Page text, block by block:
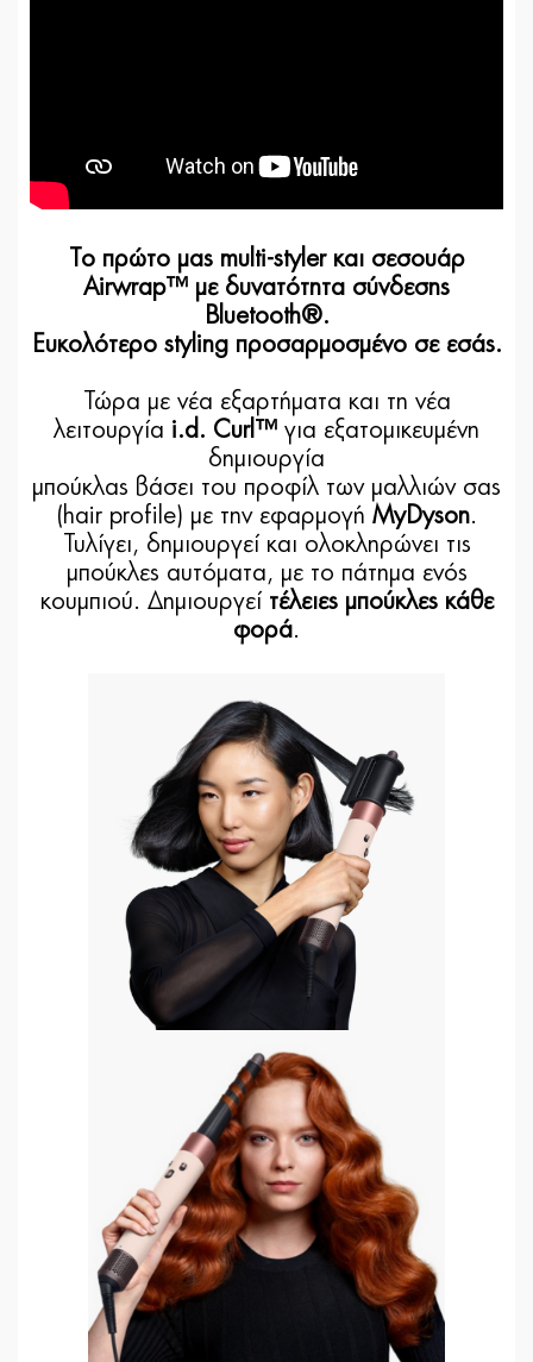
Το πρώτο μας multi-styler και σεσουάρ
Airwrap™ με δυνατότητα σύνδεσης
Bluetooth®.
Ευκολότερο styling προσαρμοσμένο σε εσάς.
Τώρα με νέα εξαρτήματα και τη νέα
λειτουργία i.d. Curl™ για εξατομικευμένη
δημιουργία
μπούκλας βάσει του προφίλ των μαλλιών σας
(hair profile) με την εφαρμογή MyDyson.
Τυλίγει, δημιουργεί και ολοκληρώνει τις
μπούκλες αυτόματα, με το πάτημα ενός
κουμπιού. Δημιουργεί τέλειες μπούκλες κάθε
φορά.